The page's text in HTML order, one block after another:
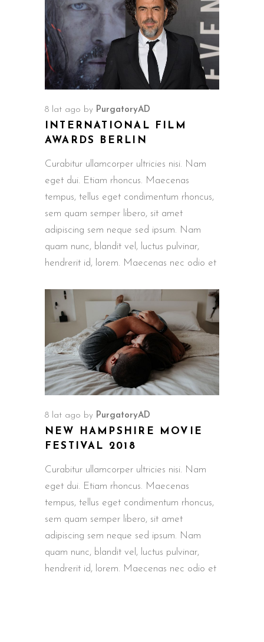
8 lat ago by PurgatoryAD
INTERNATIONAL FILM
AWARDS BERLIN
Curabitur ullamcorper ultricies nisi. Nam
eget dui. Etiam rhoncus. Maecenas
tempus, tellus eget condimentum rhoncus,
sem quam semper libero, sit amet
adipiscing sem neque sed ipsum. Nam
quam nunc, blandit vel, luctus pulvinar,
hendrerit id, lorem. Maecenas nec odio et
8 lat ago by PurgatoryAD
NEW HAMPSHIRE MOVIE
FESTIVAL 2018
Curabitur ullamcorper ultricies nisi. Nam
eget dui. Etiam rhoncus. Maecenas
tempus, tellus eget condimentum rhoncus,
sem quam semper libero, sit amet
adipiscing sem neque sed ipsum. Nam
quam nunc, blandit vel, luctus pulvinar,
hendrerit id, lorem. Maecenas nec odio et